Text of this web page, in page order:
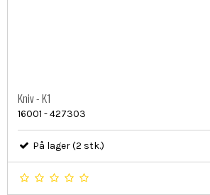
Kniv - K1
16001 - 427303
På lager (2 stk.)